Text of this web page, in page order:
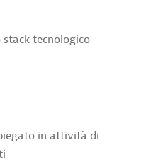
tecnologico
in attività di